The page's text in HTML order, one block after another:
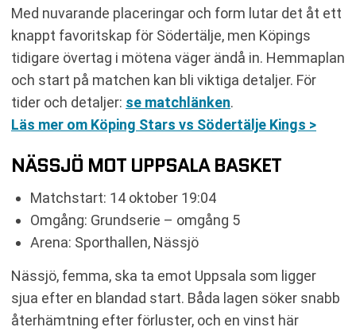
Med nuvarande placeringar och form lutar det åt ett
knappt favoritskap för Södertälje, men Köpings
tidigare övertag i mötena väger ändå in. Hemmaplan
och start på matchen kan bli viktiga detaljer. För
tider och detaljer: se matchlänken.
Läs mer om Köping Stars vs Södertälje Kings >
NÄSSJÖ MOT UPPSALA BASKET
Matchstart: 14 oktober 19:04
Omgång: Grundserie – omgång 5
Arena: Sporthallen, Nässjö
Nässjö, femma, ska ta emot Uppsala som ligger
sjua efter en blandad start. Båda lagen söker snabb
återhämtning efter förluster, och en vinst här